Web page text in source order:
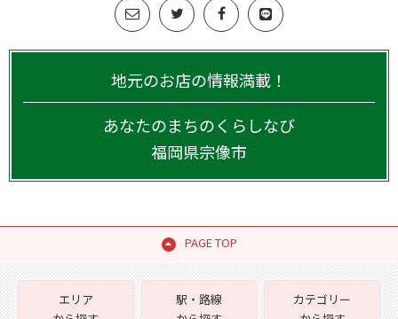
地元のお店の情報満載！
あなたのまちのくらしなび
福岡県宗像市
PAGE TOP
エリア
駅・路線
カテゴリー